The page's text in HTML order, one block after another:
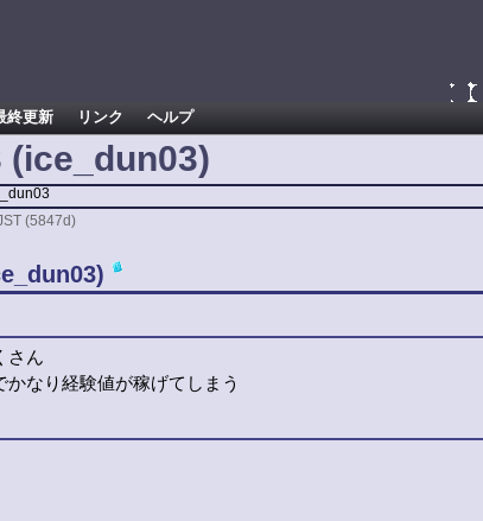
終更新 リンク ヘルプ
(ice_dun03)
(5847d)
さん
なり経験値が稼げてしまう